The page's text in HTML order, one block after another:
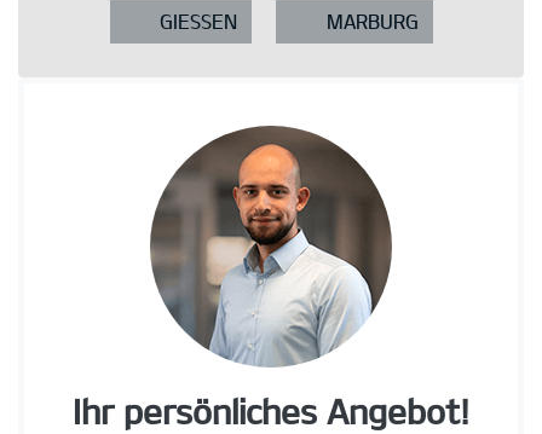
GIESSEN MARBURG
Ihr persönliches Angebot!